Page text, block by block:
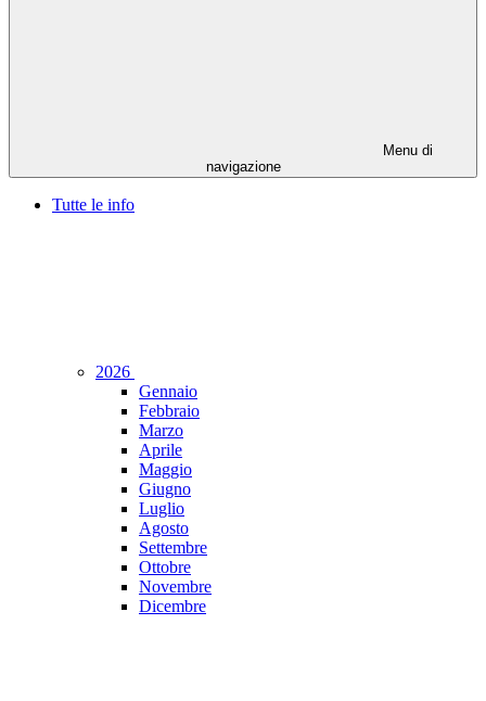
Menu di
navigazione
Tutte le info
2026
Gennaio
Febbraio
Marzo
Aprile
Maggio
Giugno
Luglio
Agosto
Settembre
Ottobre
Novembre
Dicembre